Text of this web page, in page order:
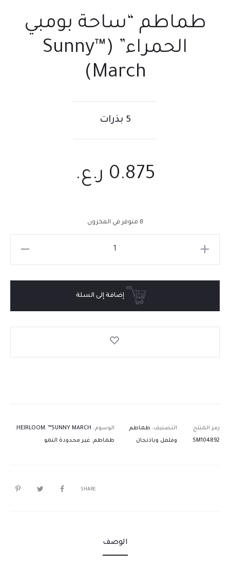
طماطم “ساحة بومبي
الحمراء” (™Sunny
March)
5 بذرات
0.875 ر.ع.
8 متوفر في المخزون
رمز المنتج:
SM104892
التصنيف: طماطم
وفلفل وباذنجان
الوسوم: HEIRLOOM, ™SUNNY MARCH
,
طماطم, غير محدودة النمو
SHARE
الوصف